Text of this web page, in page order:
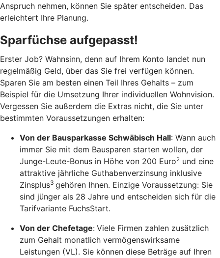
Anspruch nehmen, können Sie später entscheiden. Das
erleichtert Ihre Planung.
Sparfüchse aufgepasst!
Erster Job? Wahnsinn, denn auf Ihrem Konto landet nun
regelmäßig Geld, über das Sie frei verfügen können.
Sparen Sie am besten einen Teil Ihres Gehalts – zum
Beispiel für die Umsetzung Ihrer individuellen Wohnvision.
Vergessen Sie außerdem die Extras nicht, die Sie unter
bestimmten Voraussetzungen erhalten:
Von der Bausparkasse Schwäbisch Hall: Wann auch
immer Sie mit dem Bausparen starten wollen, der
Junge-Leute-Bonus in Höhe von 200 Euro2 und eine
attraktive jährliche Guthabenverzinsung inklusive
Zinsplus3 gehören Ihnen. Einzige Voraussetzung: Sie
sind jünger als 28 Jahre und entscheiden sich für die
Tarifvariante FuchsStart.
Von der Chefetage: Viele Firmen zahlen zusätzlich
zum Gehalt monatlich vermögenswirksame
Leistungen (VL). Sie können diese Beträge auf Ihren